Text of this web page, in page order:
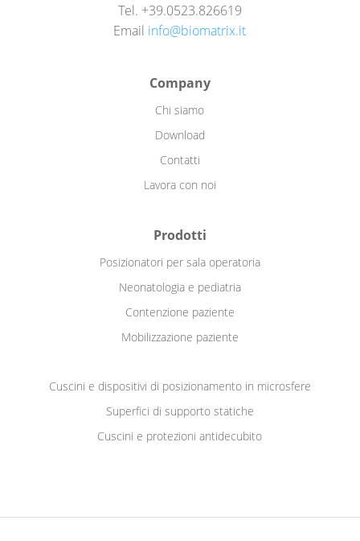
Tel. +39.0523.826619
Email info@biomatrix.it
Company
Chi siamo
Download
Contatti
Lavora con noi
Prodotti
Posizionatori per sala operatoria
Neonatologia e pediatria
Contenzione paziente
Mobilizzazione paziente
Cuscini e dispositivi di posizionamento in microsfere
Superfici di supporto statiche
Cuscini e protezioni antidecubito